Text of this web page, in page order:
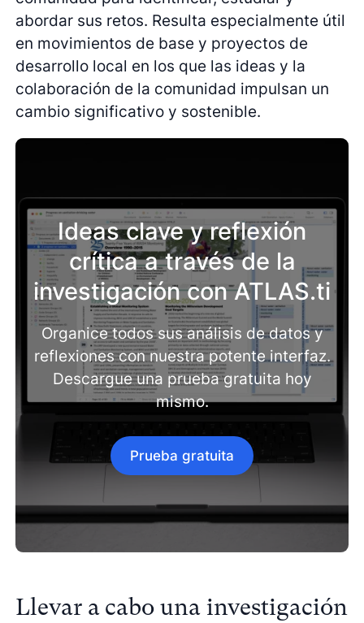
abordar sus retos. Resulta especialmente útil
en movimientos de base y proyectos de
desarrollo local en los que las ideas y la
colaboración de la comunidad impulsan un
cambio significativo y sostenible.
Ideas clave y reflexión
crítica a través de la
investigación con ATLAS.ti
Organice todos sus análisis de datos y
reflexiones con nuestra potente interfaz.
Descargue una prueba gratuita hoy
mismo.
Prueba gratuita
Llevar a cabo una investigación